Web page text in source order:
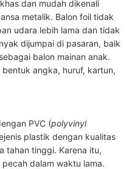
dan mudah dikenali
metalik. Balon foil tidak
udara lebih lama dan tidak
dijumpai di pasaran, baik
balon mainan anak.
angka, huruf, kartun,
PVC (polyvinyl
plastik dengan kualitas
tahan tinggi. Karena itu,
dalam waktu lama.